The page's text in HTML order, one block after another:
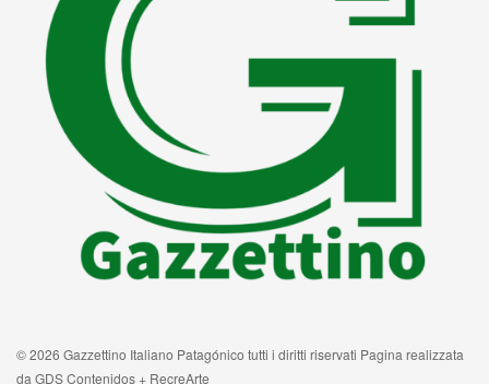
© 2026 Gazzettino Italiano Patagónico tutti i diritti riservati Pagina realizzata
da GDS Contenidos + RecreArte